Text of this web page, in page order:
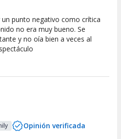
punto negativo como crítica
no era muy bueno. Se
y no oía bien a veces al
Opinión verificada